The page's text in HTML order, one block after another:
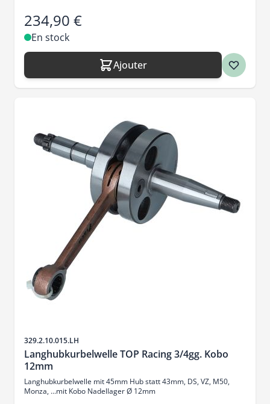
234,90 €
En stock
Ajouter
SKU
329.2.10.015.LH
Langhubkurbelwelle TOP Racing 3/4gg. Kobo
12mm
Langhubkurbelwelle mit 45mm Hub statt 43mm, DS, VZ, M50,
Monza, ...mit Kobo Nadellager Ø 12mm